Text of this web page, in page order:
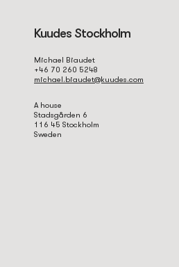
Kuudes Stockholm
Michael Biaudet
+46 70 260 5248
michael.biaudet@kuudes.com
A house
Stadsgården 6
116 45 Stockholm
Sweden